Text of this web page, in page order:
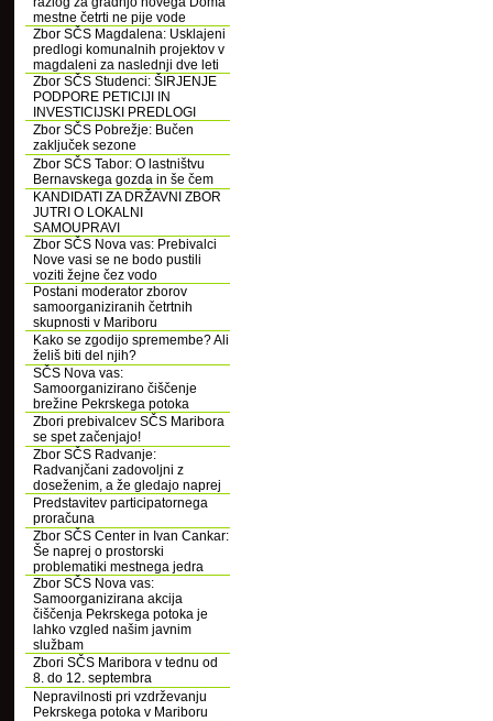
mestne četrti ne pije vode
Zbor SČS Magdalena: Usklajeni
predlogi komunalnih projektov v
magdaleni za naslednji dve leti
Zbor SČS Studenci: ŠIRJENJE
PODPORE PETICIJI IN
INVESTICIJSKI PREDLOGI
Zbor SČS Pobrežje: Bučen
zaključek sezone
Zbor SČS Tabor: O lastništvu
Bernavskega gozda in še čem
KANDIDATI ZA DRŽAVNI ZBOR
JUTRI O LOKALNI
SAMOUPRAVI
Zbor SČS Nova vas: Prebivalci
Nove vasi se ne bodo pustili
voziti žejne čez vodo
Postani moderator zborov
samoorganiziranih četrtnih
skupnosti v Mariboru
Kako se zgodijo spremembe? Ali
želiš biti del njih?
SČS Nova vas:
Samoorganizirano čiščenje
brežine Pekrskega potoka
Zbori prebivalcev SČS Maribora
se spet začenjajo!
Zbor SČS Radvanje:
Radvanjčani zadovoljni z
doseženim, a že gledajo naprej
Predstavitev participatornega
proračuna
Zbor SČS Center in Ivan Cankar:
Še naprej o prostorski
problematiki mestnega jedra
Zbor SČS Nova vas:
Samoorganizirana akcija
čiščenja Pekrskega potoka je
lahko vzgled našim javnim
službam
Zbori SČS Maribora v tednu od
8. do 12. septembra
Nepravilnosti pri vzdrževanju
Pekrskega potoka v Mariboru